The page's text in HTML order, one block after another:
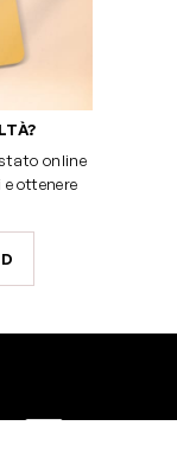
online
ottenere